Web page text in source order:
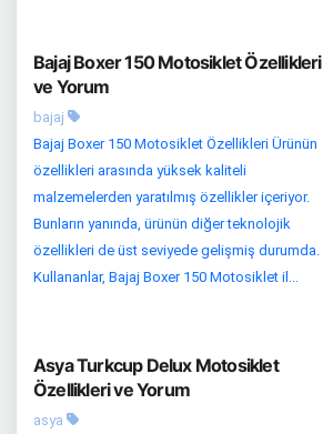
Bajaj Boxer 150 Motosiklet Özellikleri
ve Yorum
bajaj
Bajaj Boxer 150 Motosiklet Özellikleri Ürünün
özellikleri arasında yüksek kaliteli
malzemelerden yaratılmış özellikler içeriyor.
Bunların yanında, ürünün diğer teknolojik
özellikleri de üst seviyede gelişmiş durumda.
Kullananlar, Bajaj Boxer 150 Motosiklet il...
Asya Turkcup Delux Motosiklet
Özellikleri ve Yorum
asya